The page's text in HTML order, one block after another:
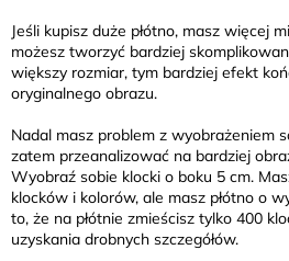
Jeśli kupisz duże płótno, masz więcej
możesz tworzyć bardziej
większy rozmiar, tym bardziej efekt
oryginalnego obrazu.
Nadal masz problem z wyobrażeniem
zatem przeanalizować na bardziej
Wyobraź sobie klocki o boku 5 cm.
klocków i kolorów, ale masz płótno o
to, że na płótnie zmieścisz tylko 400
uzyskania drobnych szczegółów.